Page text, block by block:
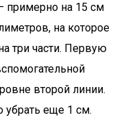
примерно на 15 см
на которое
три части. Первую
второй линии.
убрать еще 1 см.